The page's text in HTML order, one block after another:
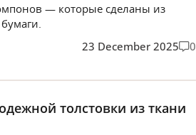
— которые сделаны из
23 December 2025 0
толстовки из ткани